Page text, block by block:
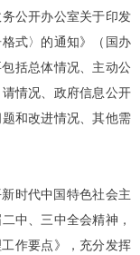
公开办公室关于印发
式〉的通知》（国办
括总体情况、主动公
情况、政府信息公开
和改进情况、其他需
时代中国特色社会主
中、三中全会精神 ，
作要点》，充分发挥